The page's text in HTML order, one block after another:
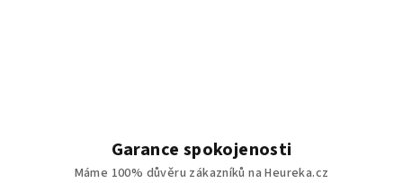
Garance spokojenosti
Máme 100% důvěru zákazníků na Heureka.cz